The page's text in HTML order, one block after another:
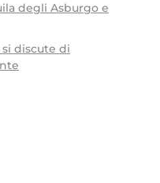
degli Asburgo e
discute di